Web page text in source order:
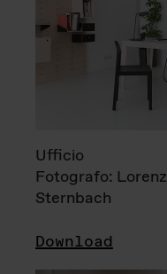
Ufficio
Fotografo: Lorenz
Sternbach
Download